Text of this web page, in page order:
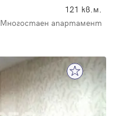
121 кв.м.
Многостаен апартамент